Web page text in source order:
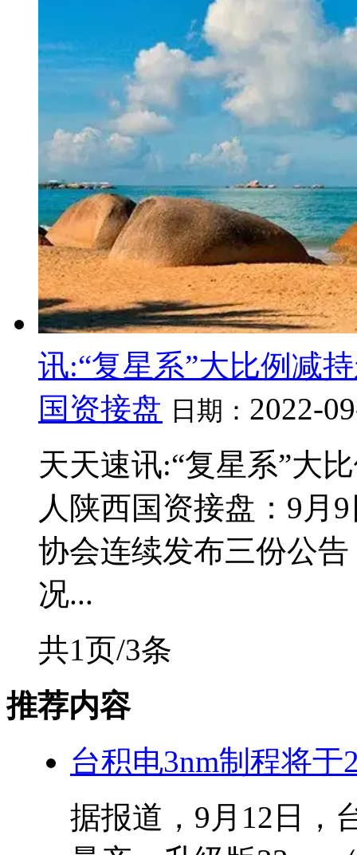
讯:“复星系”大比例减
国资接盘 日期： 2022-
天天速讯:“复星系”大
人陕西国资接盘：9月
协会连续发布三份公
况...
共1页/3条
推荐内容
台积电3nm制程将于
据报道，9月12日，